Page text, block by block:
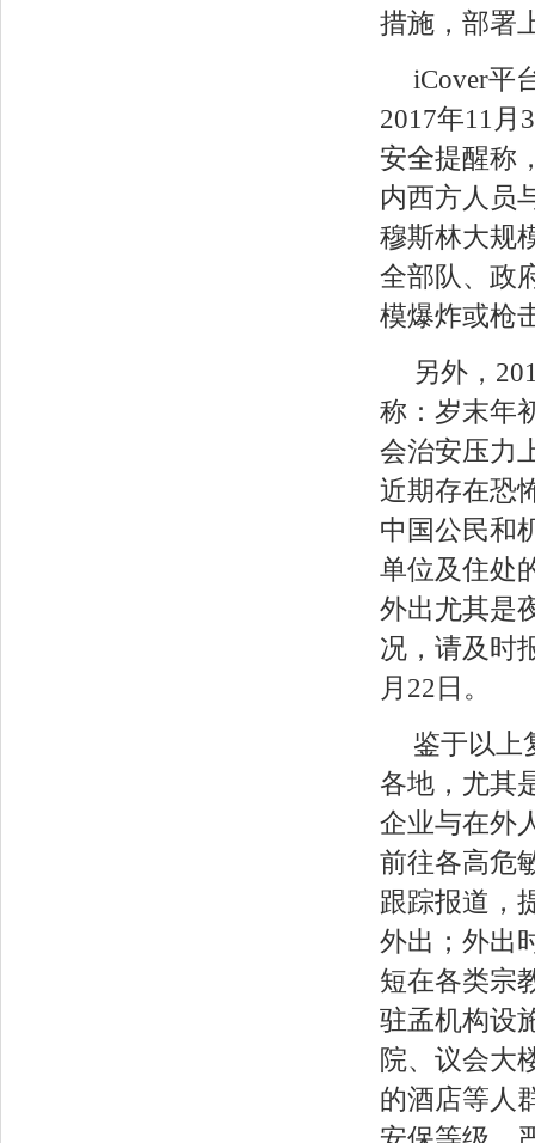
措施，部署
iCover平
2017年11月
安全提醒称
内西方人员
穆斯林大规
全部队、政
模爆炸或枪
另外，
称：岁末年
会治安压力
近期存在恐
中国公民和
单位及住处
外出尤其是
况，请及时
月22日。
鉴于以上
各地，尤其
企业与在外
前往各高危
跟踪报道，
外出；外出
短在各类宗
驻孟机构设
院、议会大
的酒店等人